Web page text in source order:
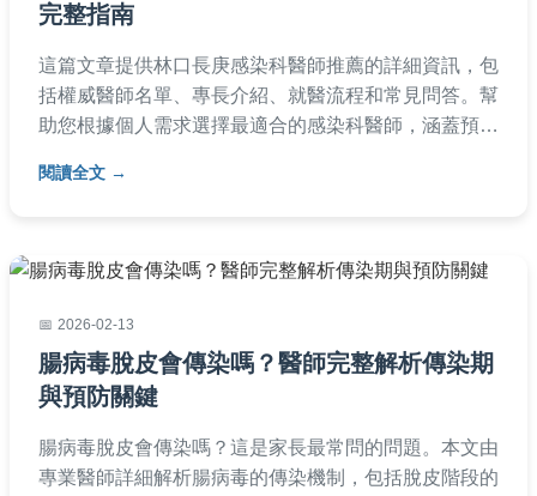
完整指南
這篇文章提供林口長庚感染科醫師推薦的詳細資訊，包
括權威醫師名單、專長介紹、就醫流程和常見問答。幫
助您根據個人需求選擇最適合的感染科醫師，涵蓋預約
閱讀全文
2026-02-13
腸病毒脫皮會傳染嗎？醫師完整解析傳染期
與預防關鍵
腸病毒脫皮會傳染嗎？這是家長最常問的問題。本文由
專業醫師詳細解析腸病毒的傳染機制，包括脫皮階段的